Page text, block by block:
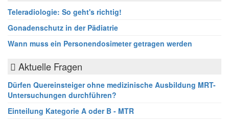
Teleradiologie: So geht's richtig!
Gonadenschutz in der Pädiatrie
Wann muss ein Personendosimeter getragen werden
Aktuelle Fragen
Dürfen Quereinsteiger ohne medizinische Ausbildung MRT-
Untersuchungen durchführen?
Einteilung Kategorie A oder B - MTR